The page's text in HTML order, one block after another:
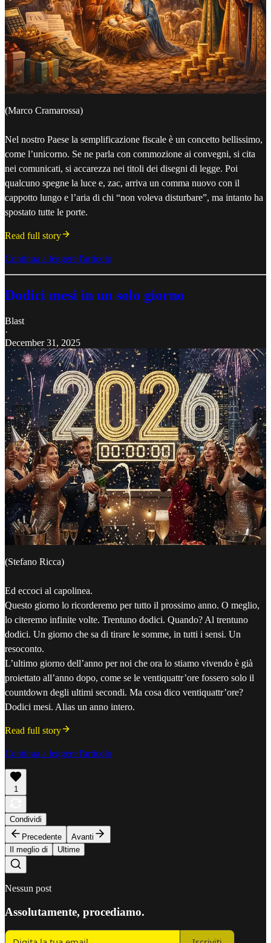
(Marco Cramarossa)
Nel nostro Paese la semplificazione fiscale è un concetto bellissimo,
come l’unicorno. Se ne parla con commozione ai convegni, si cita
nei comunicati, si accarezza nei titoli dei disegni di legge. Poi
qualcuno spegne la luce e, zac, arriva un comma nuovo con il
cappotto lungo e l’aria di chi “non voleva disturbare”, ma intanto ha
spostato tutte le porte.
Read full story
Continua a leggere l'articolo
Dodici mesi in un solo giorno
Blast
·
December 31, 2025
(Stefano Ricca)
Ed eccoci al capolinea.
Questo giorno lo ricorderemo per tutto il prossimo anno. O meglio,
lo citeremo infinite volte. Trentuno dodici. Quando? Al trentuno
dodici. Un giorno che sa di tirare le somme, in tutti i sensi. Un
resoconto.
L’ultimo giorno dell’anno per noi che ora lo stiamo vivendo è già
proiettato all’anno dopo, come se le ventiquattr’ore fossero solo il
countdown degli ultimi secondi. Ma cosa dico ventiquattr’ore?
Dodici mesi. Alias un anno intero.
Read full story
Continua a leggere l'articolo
1
Condividi
Precedente
Avanti
Il meglio di
Ultime
Nessun post
Assolutamente, procediamo.